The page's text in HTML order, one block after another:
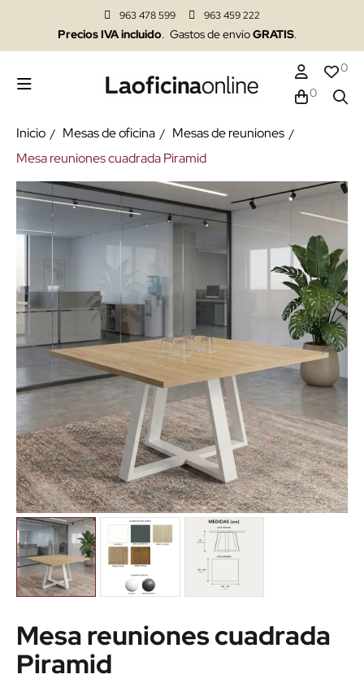
963 478 599 963 459 222
Precios IVA incluido. Gastos de envíoGRATIS.
0
0
Inicio Mesas de oficina
Mesas de reuniones
Mesa reuniones cuadrada Piramid
Mesa reuniones cuadrada
Piramid